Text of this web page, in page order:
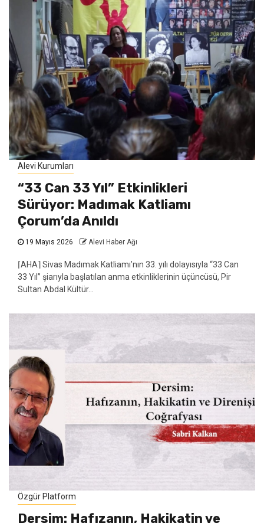
Alevi Kurumları
“33 Can 33 Yıl” Etkinlikleri
Sürüyor: Madımak Katliamı
Çorum’da Anıldı
19 Mayıs 2026 Alevi Haber Ağı
⌈AHA⌉ Sivas Madımak Katliamı’nın 33. yılı dolayısıyla “33 Can
33 Yıl” şiarıyla başlatılan anma etkinliklerinin üçüncüsü, Pir
Sultan Abdal Kültür...
Özgür Platform
Dersim: Hafızanın, Hakikatin ve